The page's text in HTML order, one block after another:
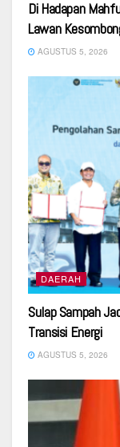
Di Hadapan
Lawan
AGUSTUS 5, 2026
DAERAH
Sulap Sampah
Transisi Energi
AGUSTUS 5, 2026